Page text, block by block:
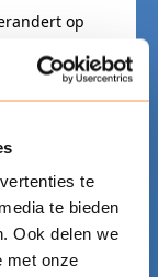
te
te bieden
Ook delen we
met onze
op